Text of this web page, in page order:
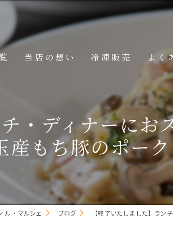
当店の想い 冷凍販売 よく
・ディナーにお
産もち豚のポー
ル・マルシェ ブログ 【終了いたしました】ラン